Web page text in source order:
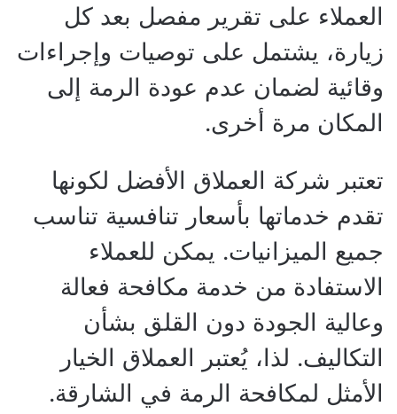
العملاء على تقرير مفصل بعد كل
زيارة، يشتمل على توصيات وإجراءات
وقائية لضمان عدم عودة الرمة إلى
المكان مرة أخرى.
تعتبر شركة العملاق الأفضل لكونها
تقدم خدماتها بأسعار تنافسية تناسب
جميع الميزانيات. يمكن للعملاء
الاستفادة من خدمة مكافحة فعالة
وعالية الجودة دون القلق بشأن
التكاليف. لذا، يُعتبر العملاق الخيار
الأمثل لمكافحة الرمة في الشارقة.